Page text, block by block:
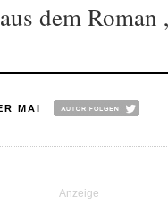
dem Roman
MAI